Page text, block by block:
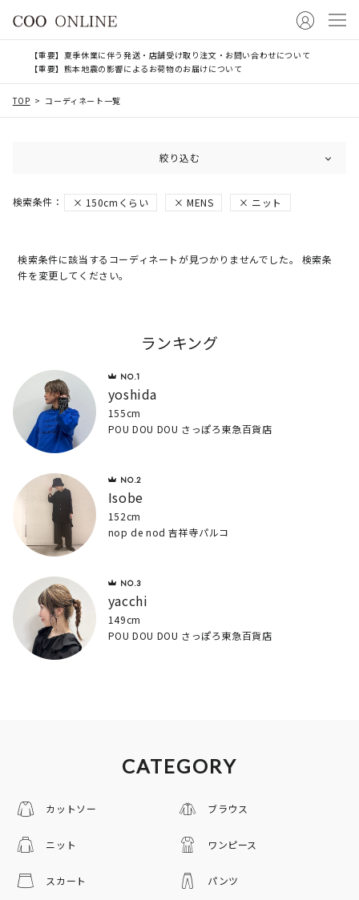
【重要】夏季休業に伴う発送・店舗受け取り注文・お問い合わせについて
【重要】熊本地震の影響によるお荷物のお届けについて
TOP コーディネート一覧
絞り込む
150cmくらい MENS ニット
検索条件に該当するコーディネートが見つかりませんでした。 検索条
件を変更してください。
ランキング
yoshida
155cm
POU DOU DOU さっぽろ東急百貨店
Isobe
152cm
nop de nod 吉祥寺パルコ
yacchi
149cm
POU DOU DOU さっぽろ東急百貨店
CATEGORY
カットソー ブラウス
ニット ワンピース
スカート パンツ